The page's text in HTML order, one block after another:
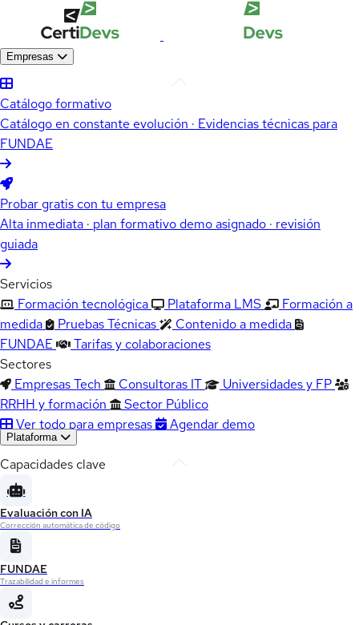
Empresas
Catálogo formativo
Catálogo en constante evolución · Evidencias técnicas para
FUNDAE
Probar gratis con tu empresa
Alta inmediata · plan formativo demo asignado · revisión
guiada
Servicios
Formación tecnológica
Plataforma LMS
Formación a
medida
Pruebas Técnicas
Contenido a medida
FUNDAE
Tarifas y colaboraciones
Sectores
Empresas Tech
Consultoras IT
Universidades y FP
RRHH y formación
Sector Público
Ver todo para empresas
Agendar demo
Plataforma
Capacidades clave
Evaluación con IA
Corrección automática de código
FUNDAE
Trazabilidad e informes